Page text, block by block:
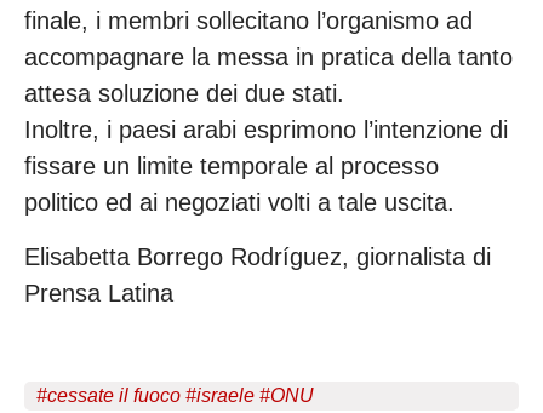
finale, i membri sollecitano l’organismo ad
accompagnare la messa in pratica della tanto
attesa soluzione dei due stati.
Inoltre, i paesi arabi esprimono l’intenzione di
fissare un limite temporale al processo
politico ed ai negoziati volti a tale uscita.
Elisabetta Borrego Rodríguez, giornalista di
Prensa Latina
#cessate il fuoco #israele #ONU